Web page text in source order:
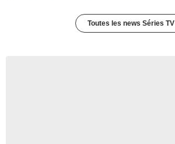
Toutes les news Séries TV